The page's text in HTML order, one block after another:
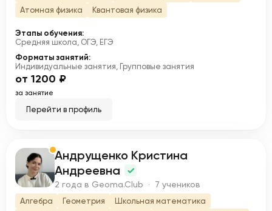
Атомная физика
Квантовая физика
Этапы обучения:
Средняя школа, ОГЭ, ЕГЭ
Форматы занятий:
Индивидуальные занятия, Групповые занятия
от 1200 ₽
за занятие
Перейти в профиль
А
Андрущенко Кристина
Андреевна
2 года в Geoma.Club · 7 учеников
Алгебра Геометрия
Школьная математика